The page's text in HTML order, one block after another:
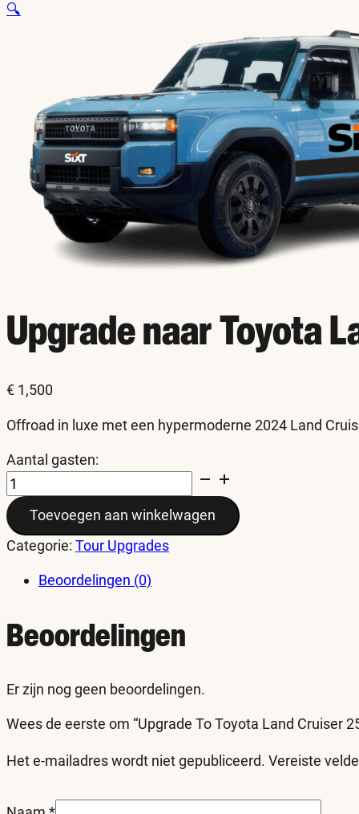
🔍
Upgrade naar Toyota
€ 1,500
Offroad in luxe met een hypermoderne 2024 Land
Aantal gasten:
Upgrade
To
Toyota
Land
Cruiser
250
Toevoegen aan winkelwagen
Categorie: Tour Upgrades
Beoordelingen (0)
Beoordelingen
Er zijn nog geen beoordelingen.
Wees de eerste om “Upgrade To Toyota Land Cruiser
Het e-mailadres wordt niet gepubliceerd. Vereiste